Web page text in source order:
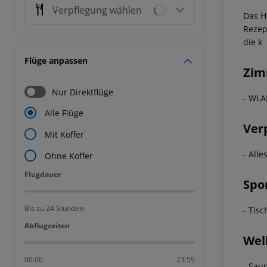
Verpflegung wählen
Flüge anpassen
Nur Direktflüge
Alle Flüge
Mit Koffer
Ohne Koffer
Flugdauer
Flugdauer
Bis zu 24 Stunden
Abflugzeiten
Abflugzeiten
00:00 23:59
Das
die k
-
-
-